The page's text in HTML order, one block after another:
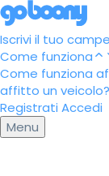
Iscrivi il tuo
Come funziona
Come funziona
affitto un veicolo?
Registrati Accedi
Menu